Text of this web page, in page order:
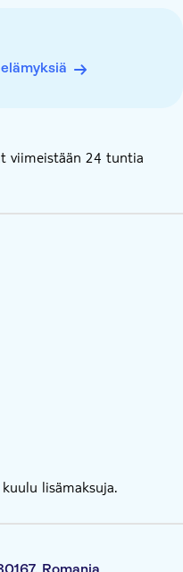
viimeistään 24 tuntia
lisämaksuja.